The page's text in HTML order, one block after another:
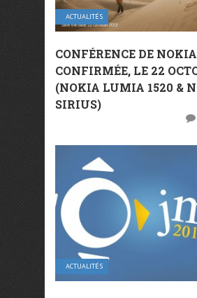
ACTUALITÉS
CONFÉRENCE DE NOKIA
CONFIRMÉE, LE 22
(NOKIA LUMIA 1520 &
SIRIUS)
ACTUALITÉS